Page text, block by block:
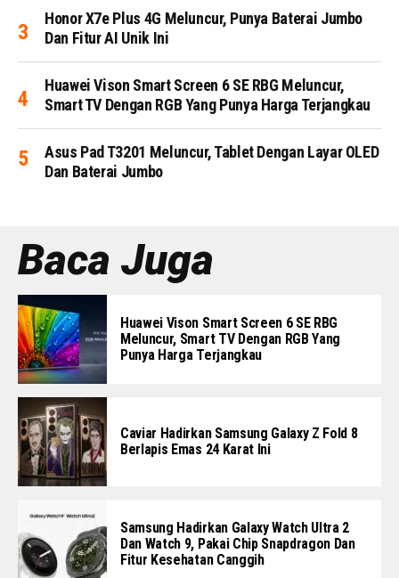
Honor X7e Plus 4G Meluncur, Punya Baterai Jumbo
Dan Fitur AI Unik Ini
Huawei Vison Smart Screen 6 SE RBG Meluncur,
Smart TV Dengan RGB Yang Punya Harga Terjangkau
Asus Pad T3201 Meluncur, Tablet Dengan Layar OLED
Dan Baterai Jumbo
Baca Juga
Huawei Vison Smart Screen 6 SE RBG
Meluncur, Smart TV Dengan RGB Yang
Punya Harga Terjangkau
Caviar Hadirkan Samsung Galaxy Z Fold 8
Berlapis Emas 24 Karat Ini
Samsung Hadirkan Galaxy Watch Ultra 2
Dan Watch 9, Pakai Chip Snapdragon Dan
Fitur Kesehatan Canggih